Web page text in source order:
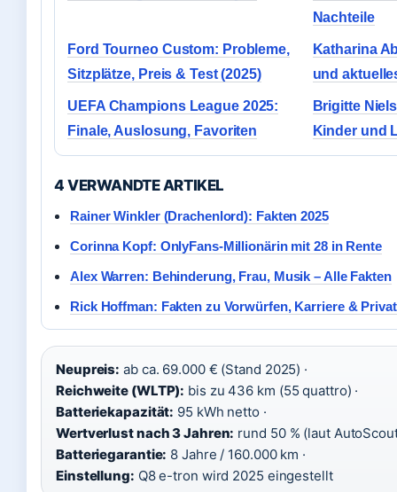
Nachteile
Ford Tourneo Custom: Probleme,
Sitzplätze, Preis & Test (2025)
Katharina
und
UEFA Champions League 2025:
Finale, Auslosung, Favoriten
Brigitte
Kinder und
4 VERWANDTE ARTIKEL
Rainer Winkler (Drachenlord): Fakten 2025
Corinna Kopf: OnlyFans-Millionärin mit 28 in Rente
Alex Warren: Behinderung, Frau, Musik – Alle Fakten
Rick Hoffman: Fakten zu Vorwürfen, Karriere &
Neupreis: ab ca. 69.000 € (Stand 2025) ·
Reichweite (WLTP): bis zu 436 km (55 quattro) ·
Batteriekapazität: 95 kWh netto ·
Wertverlust nach 3 Jahren: rund 50 % (laut
Batteriegarantie: 8 Jahre / 160.000 km ·
Einstellung: Q8 e-tron wird 2025 eingestellt